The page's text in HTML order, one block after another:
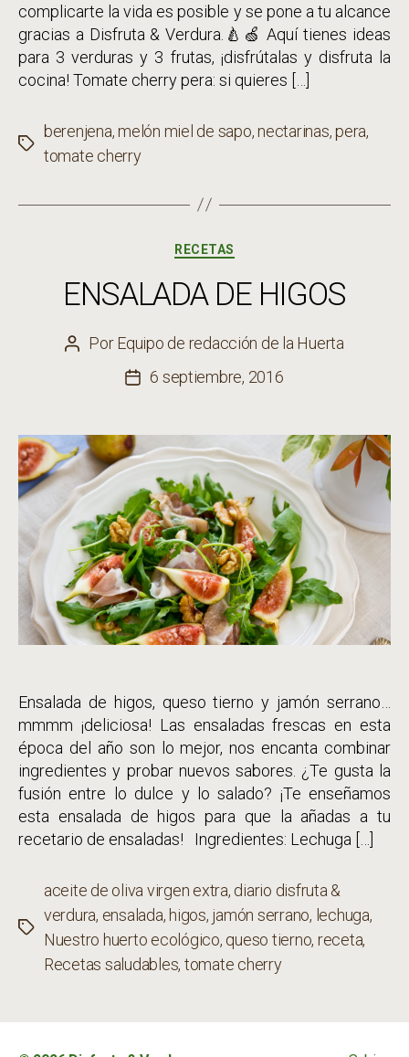
complicarte la vida es posible y se pone a tu alcance
gracias a Disfruta & Verdura.🍐🍏 Aquí tienes ideas
para 3 verduras y 3 frutas, ¡disfrútalas y disfruta la
cocina! Tomate cherry pera: si quieres […]
Etiquetas
berenjena,melón miel de sapo,nectarinas,pera,
tomate cherry
Categorías
RECETAS
ENSALADA DE HIGOS
Autor
PorEquipo de redacción de la Huerta
Fecha
entrada
6 septiembre, 2016
Ensalada de higos, queso tierno y jamón serrano…
mmmm ¡deliciosa! Las ensaladas frescas en esta
época del año son lo mejor, nos encanta combinar
ingredientes y probar nuevos sabores. ¿Te gusta la
fusión entre lo dulce y lo salado? ¡Te enseñamos
esta ensalada de higos para que la añadas a tu
recetario de ensaladas! Ingredientes: Lechuga […]
Etiquetas
aceite de oliva virgen extra, diario disfruta &
verdura, ensalada,higos, jamón serrano, lechuga,
Nuestro huerto ecológico, queso tierno, receta,
Recetas saludables, tomate cherry